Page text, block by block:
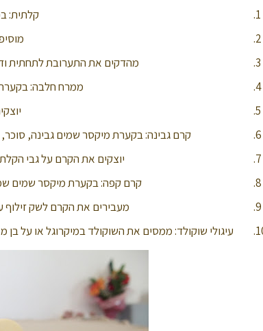
קלתית:
מהדקים את התערובת לתחתית
ממרח חלבה: בקערה
קרם גבינה: בקערת מיקסר שמים גבינה,
יוצקים את הקרם על גבי
קרם קפה: בקערת מיקסר שמים
מעבירים את הקרם לשק זילוף
עיגולי שוקולד: ממסים את השוקולד במיקרוגל או על בן